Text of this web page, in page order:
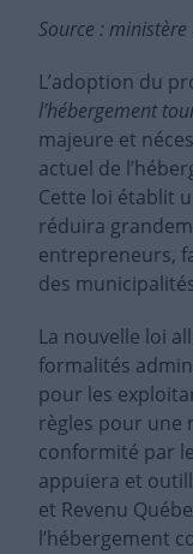
Source :
L’adoption du
l’hébergement
majeure et
actuel de
Cette loi établit
réduira
entrepreneurs,
des
La nouvelle loi
formalités
pour les
règles pour une
conformité par
appuiera et
et Revenu
l’hébergement